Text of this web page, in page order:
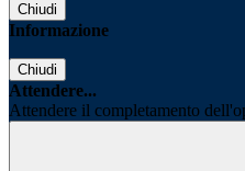
Chiudi
Informazione
Chiudi
Attendere...
Attendere il completamento